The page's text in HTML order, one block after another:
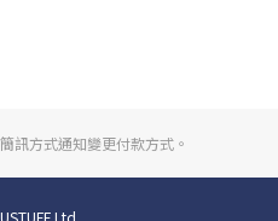
訊方式通知變更付款方式。
Ltd.